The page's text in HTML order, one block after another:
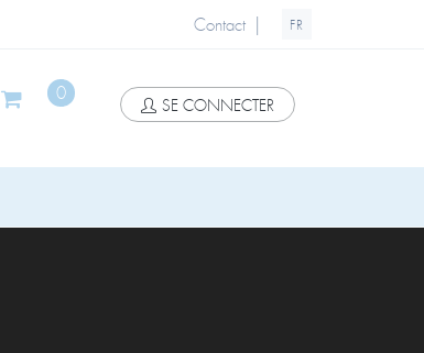
Contact | FR
0
SE CONNECTER